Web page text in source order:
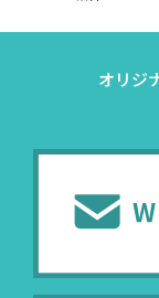
オリジ